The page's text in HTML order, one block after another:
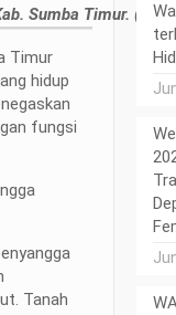
Sumba Timur.
Timur
hidup
fungsi
Tanah